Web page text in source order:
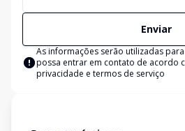
Enviar
As informações serão utilizadas
possa entrar em contato de acordo
privacidade e termos de serviço